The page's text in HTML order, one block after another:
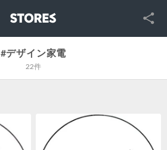
SNS
#デザイン家電
22件